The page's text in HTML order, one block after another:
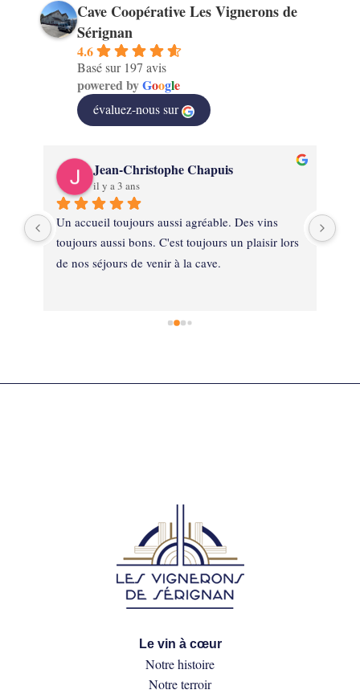
Cave Coopérative Les Vignerons de
Sérignan
4.6
Basé sur 197 avis
powered byGoogle
évaluez-nous sur
Jean-Christophe Chapuis
il y a 3 ans
Un accueil toujours aussi agréable. Des vins
toujours aussi bons. C'est toujours un plaisir lors
de nos séjours de venir à la cave.
Le vin à cœur
Notre histoire
Notre terroir